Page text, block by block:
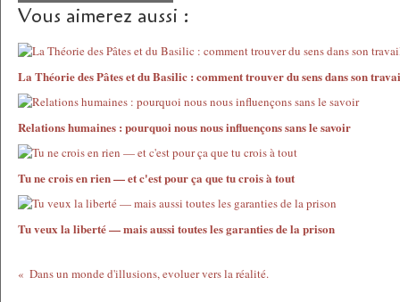
Vous aimerez aussi :
La Théorie des Pâtes et du Basilic : comment trouver du sens dans son
Relations humaines : pourquoi nous nous influençons sans le savoir
Tu ne crois en rien — et c'est pour ça que tu crois à tout
Tu veux la liberté — mais aussi toutes les garanties de la prison
Dans un monde d'illusions, evoluer vers la réalité.